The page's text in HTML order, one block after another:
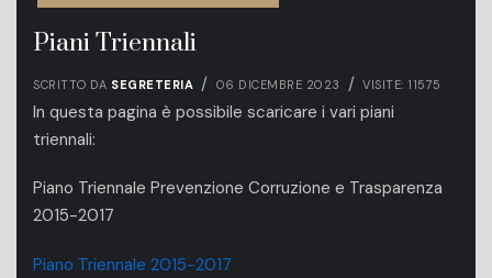
Piani Triennali
SCRITTO DA SEGRETERIA 06 DICEMBRE 2023 VISITE: 11575
In questa pagina è possibile scaricare i vari piani
triennali:
Piano Triennale Prevenzione Corruzione e Trasparenza
2015-2017
Piano Triennale 2015-2017